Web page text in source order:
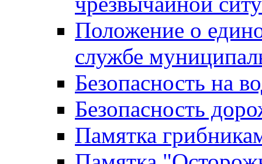
Положение о
службе
Безопасность на
Безопасность
Памятка